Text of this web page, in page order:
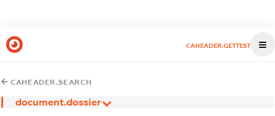
CAHEADER.GETTEST
CAHEADER.SEARCH
document.dossier